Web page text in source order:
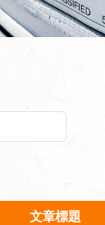
文章標題